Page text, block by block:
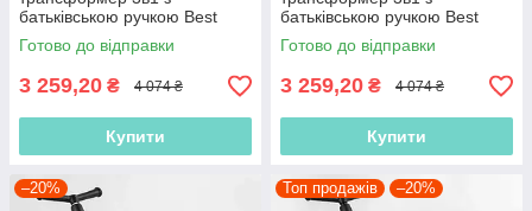
батьківською ручкою Best
Trike 58195 колеса PU 10
дюймів, Жовтий
Готово до відправки
3 259,20 ₴ 4 074 ₴
Купити
батьківською ручкою Best
Trike 56659 колеса PU 10
дюймів, Блакитний
Готово до відправки
3 259,20 ₴ 4 074 ₴
Купити
–20% Топ продажів –20%